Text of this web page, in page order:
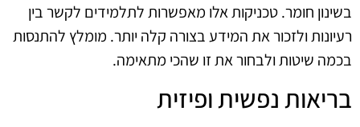
בשינון חומר. טכניקות אלו מאפשרות לתלמידים לקשר בין
רעיונות ולזכור את המידע בצורה קלה יותר. מומלץ להתנסות
בכמה שיטות ולבחור את זו שהכי מתאימה.
בריאות נפשית ופיזית